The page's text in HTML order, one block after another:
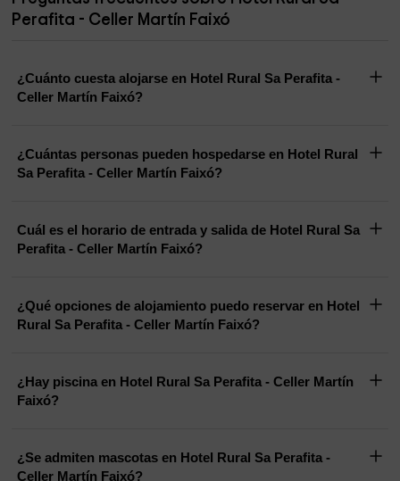
Perafita - Celler Martín Faixó
¿Cuánto cuesta alojarse en Hotel Rural Sa Perafita -
Celler Martín Faixó?
¿Cuántas personas pueden hospedarse en Hotel Rural
Sa Perafita - Celler Martín Faixó?
Cuál es el horario de entrada y salida de Hotel Rural Sa
Perafita - Celler Martín Faixó?
¿Qué opciones de alojamiento puedo reservar en Hotel
Rural Sa Perafita - Celler Martín Faixó?
¿Hay piscina en Hotel Rural Sa Perafita - Celler Martín
Faixó?
¿Se admiten mascotas en Hotel Rural Sa Perafita -
Celler Martín Faixó?